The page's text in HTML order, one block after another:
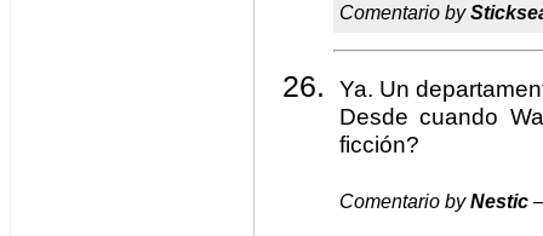
Comentario by
Ya. Un
Desde cuando
ficción?
Comentario byNestic